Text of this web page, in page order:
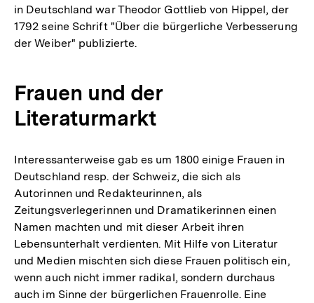
in Deutschland war Theodor Gottlieb von Hippel, der
1792 seine Schrift "Über die bürgerliche Verbesserung
der Weiber" publizierte.
Frauen und der
Literaturmarkt
Interessanterweise gab es um 1800 einige Frauen in
Deutschland resp. der Schweiz, die sich als
Autorinnen und Redakteurinnen, als
Zeitungsverlegerinnen und Dramatikerinnen einen
Namen machten und mit dieser Arbeit ihren
Lebensunterhalt verdienten. Mit Hilfe von Literatur
und Medien mischten sich diese Frauen politisch ein,
wenn auch nicht immer radikal, sondern durchaus
auch im Sinne der bürgerlichen Frauenrolle. Eine